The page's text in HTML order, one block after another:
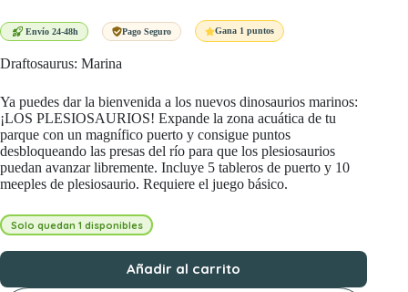
era:
es:
Envío 24-48h Pago Seguro Gana 1 puntos
Draftosaurus: Marina
Ya puedes dar la bienvenida a los nuevos dinosaurios marinos:
¡LOS PLESIOSAURIOS! Expande la zona acuática de tu
parque con un magnífico puerto y consigue puntos
desbloqueando las presas del río para que los plesiosaurios
puedan avanzar libremente. Incluye 5 tableros de puerto y 10
meeples de plesiosaurio. Requiere el juego básico.
Solo quedan 1 disponibles
Añadir al carrito